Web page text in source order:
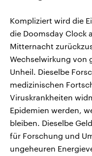
Kompliziert wird die
die Doomsday Clock
Mitternacht
Wechselwirkung von
Unheil. Dieselbe
medizinischen
Viruskrankheiten
Epidemien werden,
bleiben. Dieselbe
für Forschung und
ungeheuren